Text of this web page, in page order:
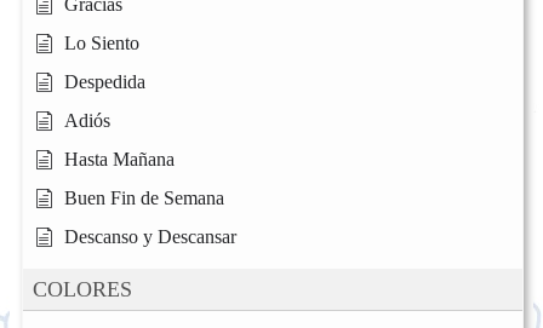
Gracias
Lo Siento
Despedida
Adiós
Hasta Mañana
Buen Fin de Semana
Descanso y Descansar
COLORES